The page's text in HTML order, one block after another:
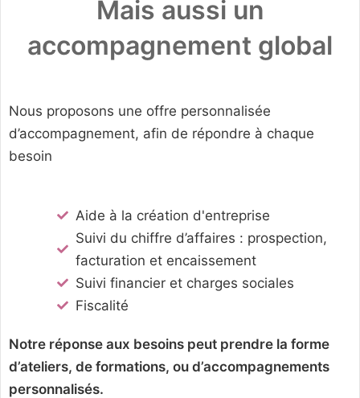
Mais aussi un
accompagnement global
Nous proposons une offre personnalisée
d’accompagnement, afin de répondre à chaque
besoin
Aide à la création d'entreprise
Suivi du chiffre d’affaires : prospection,
facturation et encaissement
Suivi financier et charges sociales
Fiscalité
Notre réponse aux besoins peut prendre la forme
d’ateliers, de formations, ou d’accompagnements
personnalisés.